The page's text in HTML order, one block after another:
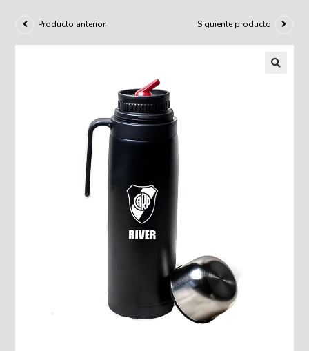
Producto anterior Siguiente producto